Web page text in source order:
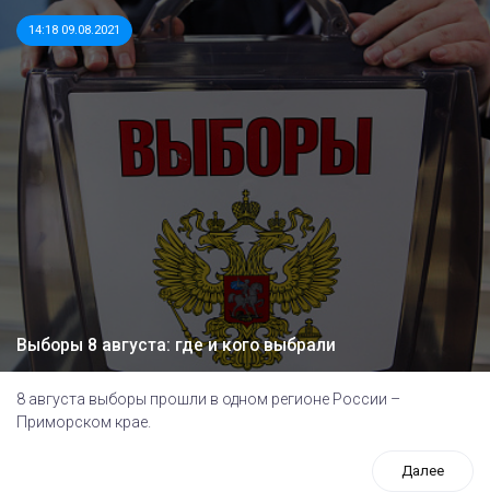
14:18 09.08.2021
Выборы 8 августа: где и кого выбрали
8 августа выборы прошли в одном регионе России –
Приморском крае.
Далее